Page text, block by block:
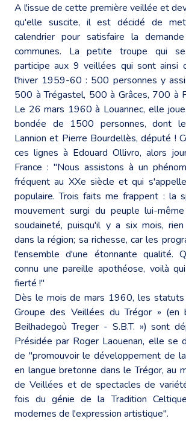
A l'issue de cette première veillée et
qu'elle suscite, il est décidé de
calendrier pour satisfaire la
communes. La petite troupe qui
participe aux 9 veillées qui sont ainsi
l'hiver 1959-60 : 500 personnes y
500 à Trégastel, 500 à Grâces, 700 à
Le 26 mars 1960 à Louannec, elle
bondée de 1500 personnes, dont
Lannion et Pierre Bourdellès, député !
ces lignes à Edouard Ollivro, alors
France : "Nous assistons à un
fréquent au XXe siècle et qui
populaire. Trois faits me frappent : la
mouvement surgi du peuple lui-
soudaineté, puisqu'il y a six mois,
dans la région; sa richesse, car les
l'ensemble d'une étonnante qualité.
connu une pareille apothéose, voilà
fierté !"
Dès le mois de mars 1960, les statuts
Groupe des Veillées du Trégor » (en
Beilhadegoù Treger - S.B.T. ») sont
Présidée par Roger Laouenan, elle se
de "promouvoir le développement de
en langue bretonne dans le Trégor, au
de Veillées et de spectacles de
fois du génie de la Tradition
modernes de l'expression artistique".